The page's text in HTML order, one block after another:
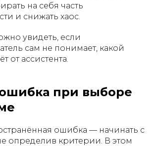
на себя часть
и снижать хаос.
увидеть, если
сам не понимает, какой
от ассистента.
ошибка при выборе
ошибка — начинать с
определив критерии. В этом